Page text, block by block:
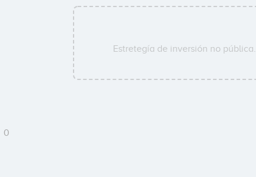
Estretegía de inversión no pública.
0